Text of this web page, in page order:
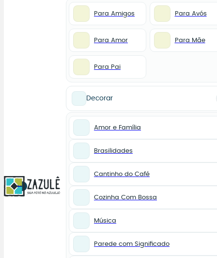
0
Para Amigos Para Avós
Para Amor Para Mãe
Para Pai
Decorar
Amor e Família
Brasilidades
Cantinho do Café
Cozinha Com Bossa
Música
Parede com Significado